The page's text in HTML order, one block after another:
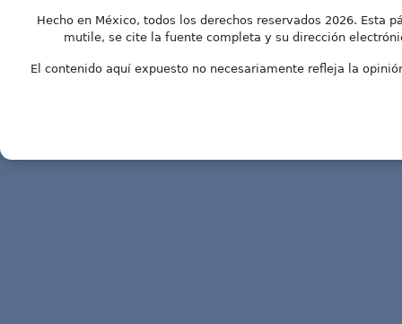
Hecho en México, todos los derechos reservados 2026. Esta
mutile, se cite la fuente completa y su dirección
El contenido aquí expuesto no necesariamente refleja la